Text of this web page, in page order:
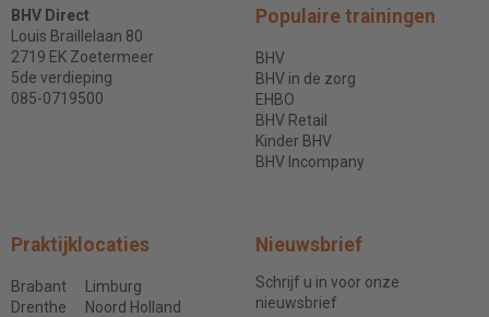
BHV Direct
Louis Braillelaan 80
2719 EK Zoetermeer
5de verdieping
085-0719500
Populaire trainingen
BHV
BHV in de zorg
EHBO
BHV Retail
Kinder BHV
BHV Incompany
Praktijklocaties
Brabant
Drenthe
Limburg
Noord Holland
Nieuwsbrief
Schrijf u in voor onze
nieuwsbrief